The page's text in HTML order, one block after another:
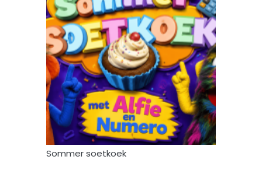
Sommer soetkoek